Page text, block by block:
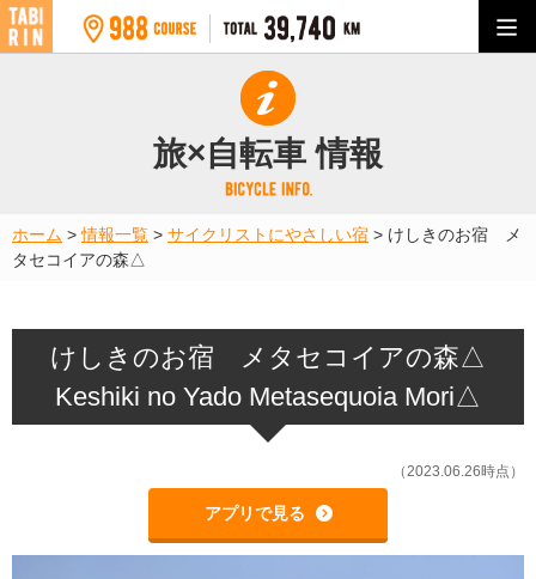
旅×自転車 情報
ホーム >情報一覧 > サイクリストにやさしい宿 > けしきのお宿 メ
タセコイアの森△
けしきのお宿 メタセコイアの森△
Keshiki no Yado Metasequoia Mori△
（2023.06.26時点）
アプリで見る